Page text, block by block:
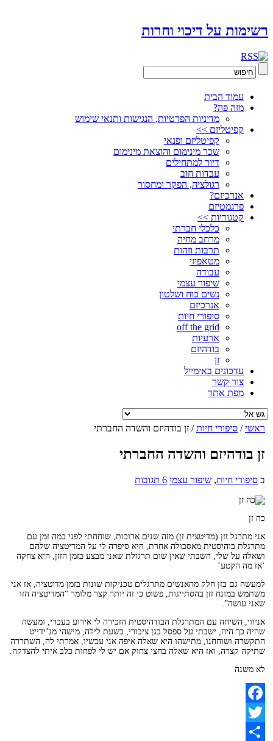
רשימות על דיכוי וחרות
עמוד הבית
מזה פה?
מדיניות הפרטיות, הנגישות ותנאי שימוש
קפיטליזם >>
קפיטליזם ופנאי
שכר מינימום והוצאת מינימום
דיור למתחילים
עבדות חוב
רגולציה, הפקר ומחסור
אנרכיזם?
פרגמטיזם
קטגוריות >>
כלכלי חברתי
מרחב מחיה
תרבות וזהות
מטאפיזי
עבודה
שיפור עצמי
נשים כוח ושלטון
אנרכיזם
סיפורי חיות
off the grid
ארעיות
בודהיזם
זן
עדכונים באימייל
צור קשר
מפת אתר
ראשי/ סיפורי חיות/ זן בודהיזם והשדה החברתי
זן בודהיזם והשדה החברתי
ב סיפורי חיות, שיפור עצמי 6 תגובות
כה זן
אני מתרגל זזן (מדיטצית זן) מזה שנים ארוכות, שוחחתי לפני כמה זמן עם
מתרגלת בוהיסטית מאסכולה אחרת, היא סיפרה לי על המדיטציה שלהם
ושאלה על שלי, השבתי שאין שום תרגולת שאני מבצע בזמן הזזן, היא צחקה
‘אז מה הקטע’
למעשה גם בזן חלק מהאנשים מתרגלים טכניקות שונות בזמן מדיטציה, אז אני
משתמש במונח זזן בהסתייגות, פשוט כי זה יותר קצר מלומר “המדיטציה הזו
שאני עושה”.
אניווי, השיחה עם המתרגלת הבודהיסטית הזכירה לי אירוע בעברי, ומעשה
שהיה כך היה, ישבתי על ספסל בגן ציבורי, בשעת לילה, מישהי מג’ידייט
התקשרה ושוחחנו, מתישהו היא שאלה איפה אני עכשיו, אמרתי לה, השתררה
שתיקה קצרה, ואז היא שאלה בחצי צחוק אם יש לי לפחות כלב איתי להצדקה.
לא משנה
Facebook
Twitter